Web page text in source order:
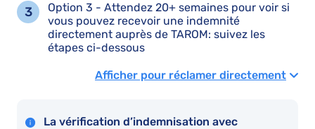
Option 3 - Attendez 20+ semaines pour voir si
vous pouvez recevoir une indemnité
directement auprès de TAROM: suivez les
étapes ci-dessous
Afficher pour réclamer directement
La vérification d’indemnisation avec